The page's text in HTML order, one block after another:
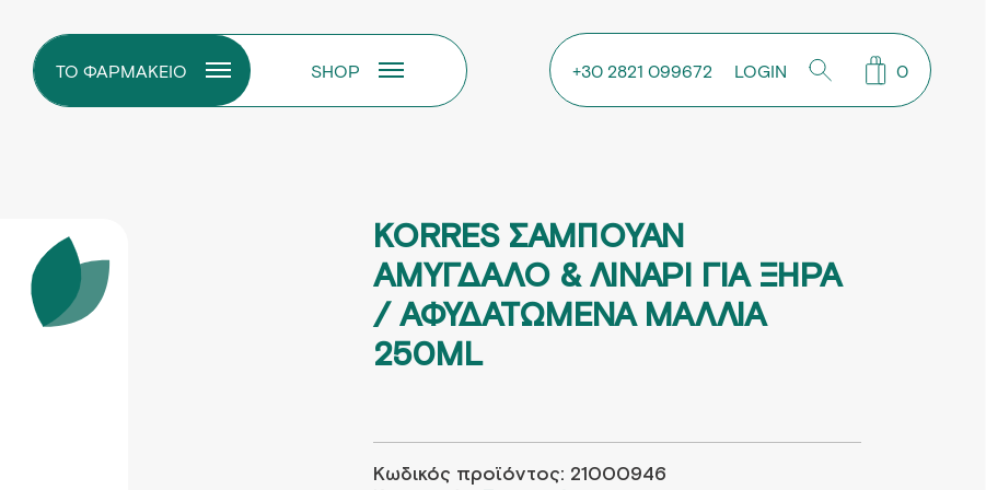
ΤΟ ΦΑΡΜΑΚΕΙΟ SHOP +30 2821 099672 LOGIN 0
KORRES ΣΑΜΠΟΥΑΝ
AΜΥΓΔΑΛΟ & ΛΙΝΑΡΙ ΓΙΑ ΞΗΡΑ
/ ΑΦΥΔΑΤΩΜΕΝΑ ΜΑΛΛΙΑ
250ML
Κωδικός προϊόντος: 21000946